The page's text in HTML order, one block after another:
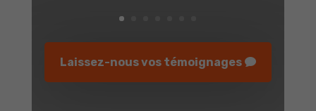
Laissez-nous vos témoignages